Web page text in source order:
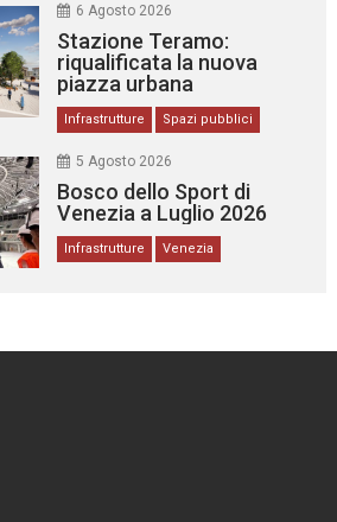
6 Agosto 2026
Stazione Teramo:
riqualificata la nuova
piazza urbana
Infrastrutture Spazi pubblici
5 Agosto 2026
Bosco dello Sport di
Venezia a Luglio 2026
Infrastrutture Venezia